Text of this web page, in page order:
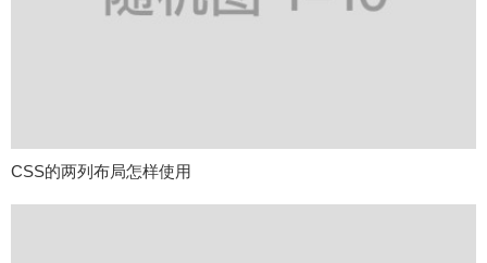
CSS的两列布局怎样使用